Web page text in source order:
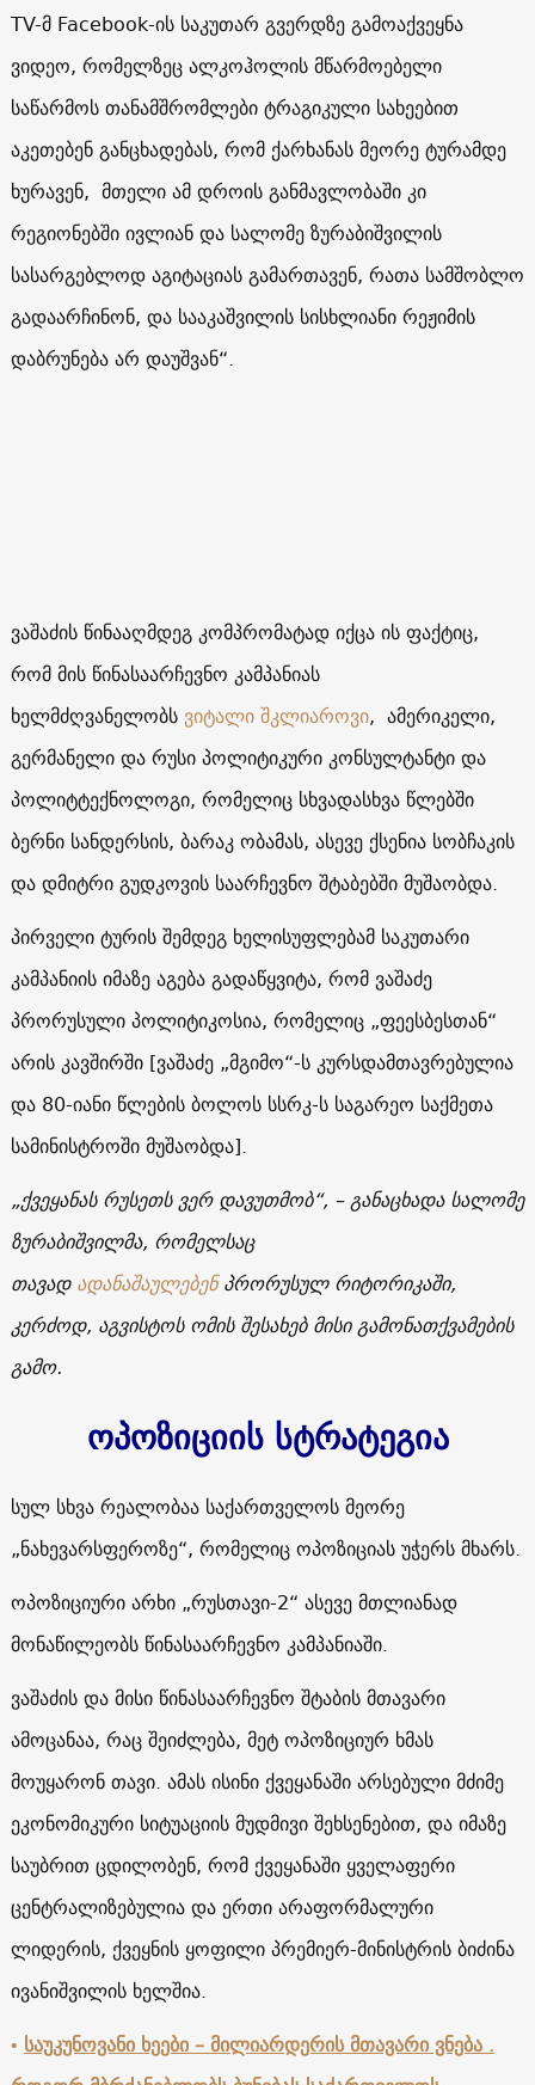
TV-მ Facebook-ის საკუთარ გვერდზე გამოაქვეყნა
ვიდეო, რომელზეც ალკოჰოლის მწარმოებელი
საწარმოს თანამშრომლები ტრაგიკული სახეებით
აკეთებენ განცხადებას, რომ ქარხანას მეორე ტურამდე
ხურავენ, მთელი ამ დროის განმავლობაში კი
რეგიონებში ივლიან და სალომე ზურაბიშვილის
სასარგებლოდ აგიტაციას გამართავენ, რათა სამშობლო
გადაარჩინონ, და სააკაშვილის სისხლიანი რეჟიმის
დაბრუნება არ დაუშვან“.
ვაშაძის წინააღმდეგ კომპრომატად იქცა ის ფაქტიც,
რომ მის წინასაარჩევნო კამპანიას
ხელმძღვანელობსვიტალი შკლიაროვი, ამერიკელი,
გერმანელი და რუსი პოლიტიკური კონსულტანტი და
პოლიტტექნოლოგი, რომელიც სხვადასხვა წლებში
ბერნი სანდერსის, ბარაკ ობამას, ასევე ქსენია სობჩაკის
და დმიტრი გუდკოვის საარჩევნო შტაბებში მუშაობდა.
პირველი ტურის შემდეგ ხელისუფლებამ საკუთარი
კამპანიის იმაზე აგება გადაწყვიტა, რომ ვაშაძე
პრორუსული პოლიტიკოსია, რომელიც „ფეესბესთან“
არის კავშირში [ვაშაძე „მგიმო“-ს კურსდამთავრებულია
და 80-იანი წლების ბოლოს სსრკ-ს საგარეო საქმეთა
სამინისტროში მუშაობდა].
„ქვეყანას რუსეთს ვერ დავუთმობ“, – განაცხადა სალომე
ზურაბიშვილმა, რომელსაც
თავად ადანაშაულებენ პრორუსულ რიტორიკაში,
კერძოდ, აგვისტოს ომის შესახებ მისი გამონათქვამების
გამო.
ოპოზიციის სტრატეგია
სულ სხვა რეალობაა საქართველოს მეორე
„ნახევარსფეროზე“, რომელიც ოპოზიციას უჭერს მხარს.
ოპოზიციური არხი „რუსთავი-2“ ასევე მთლიანად
მონაწილეობს წინასაარჩევნო კამპანიაში.
ვაშაძის და მისი წინასაარჩევნო შტაბის მთავარი
ამოცანაა, რაც შეიძლება, მეტ ოპოზიციურ ხმას
მოუყარონ თავი. ამას ისინი ქვეყანაში არსებული მძიმე
ეკონომიკური სიტუაციის მუდმივი შეხსენებით, და იმაზე
საუბრით ცდილობენ, რომ ქვეყანაში ყველაფერი
ცენტრალიზებულია და ერთი არაფორმალური
ლიდერის, ქვეყნის ყოფილი პრემიერ-მინისტრის ბიძინა
ივანიშვილის ხელშია.
• საუკუნოვანი ხეები–მილიარდერის მთავარი ვნება.